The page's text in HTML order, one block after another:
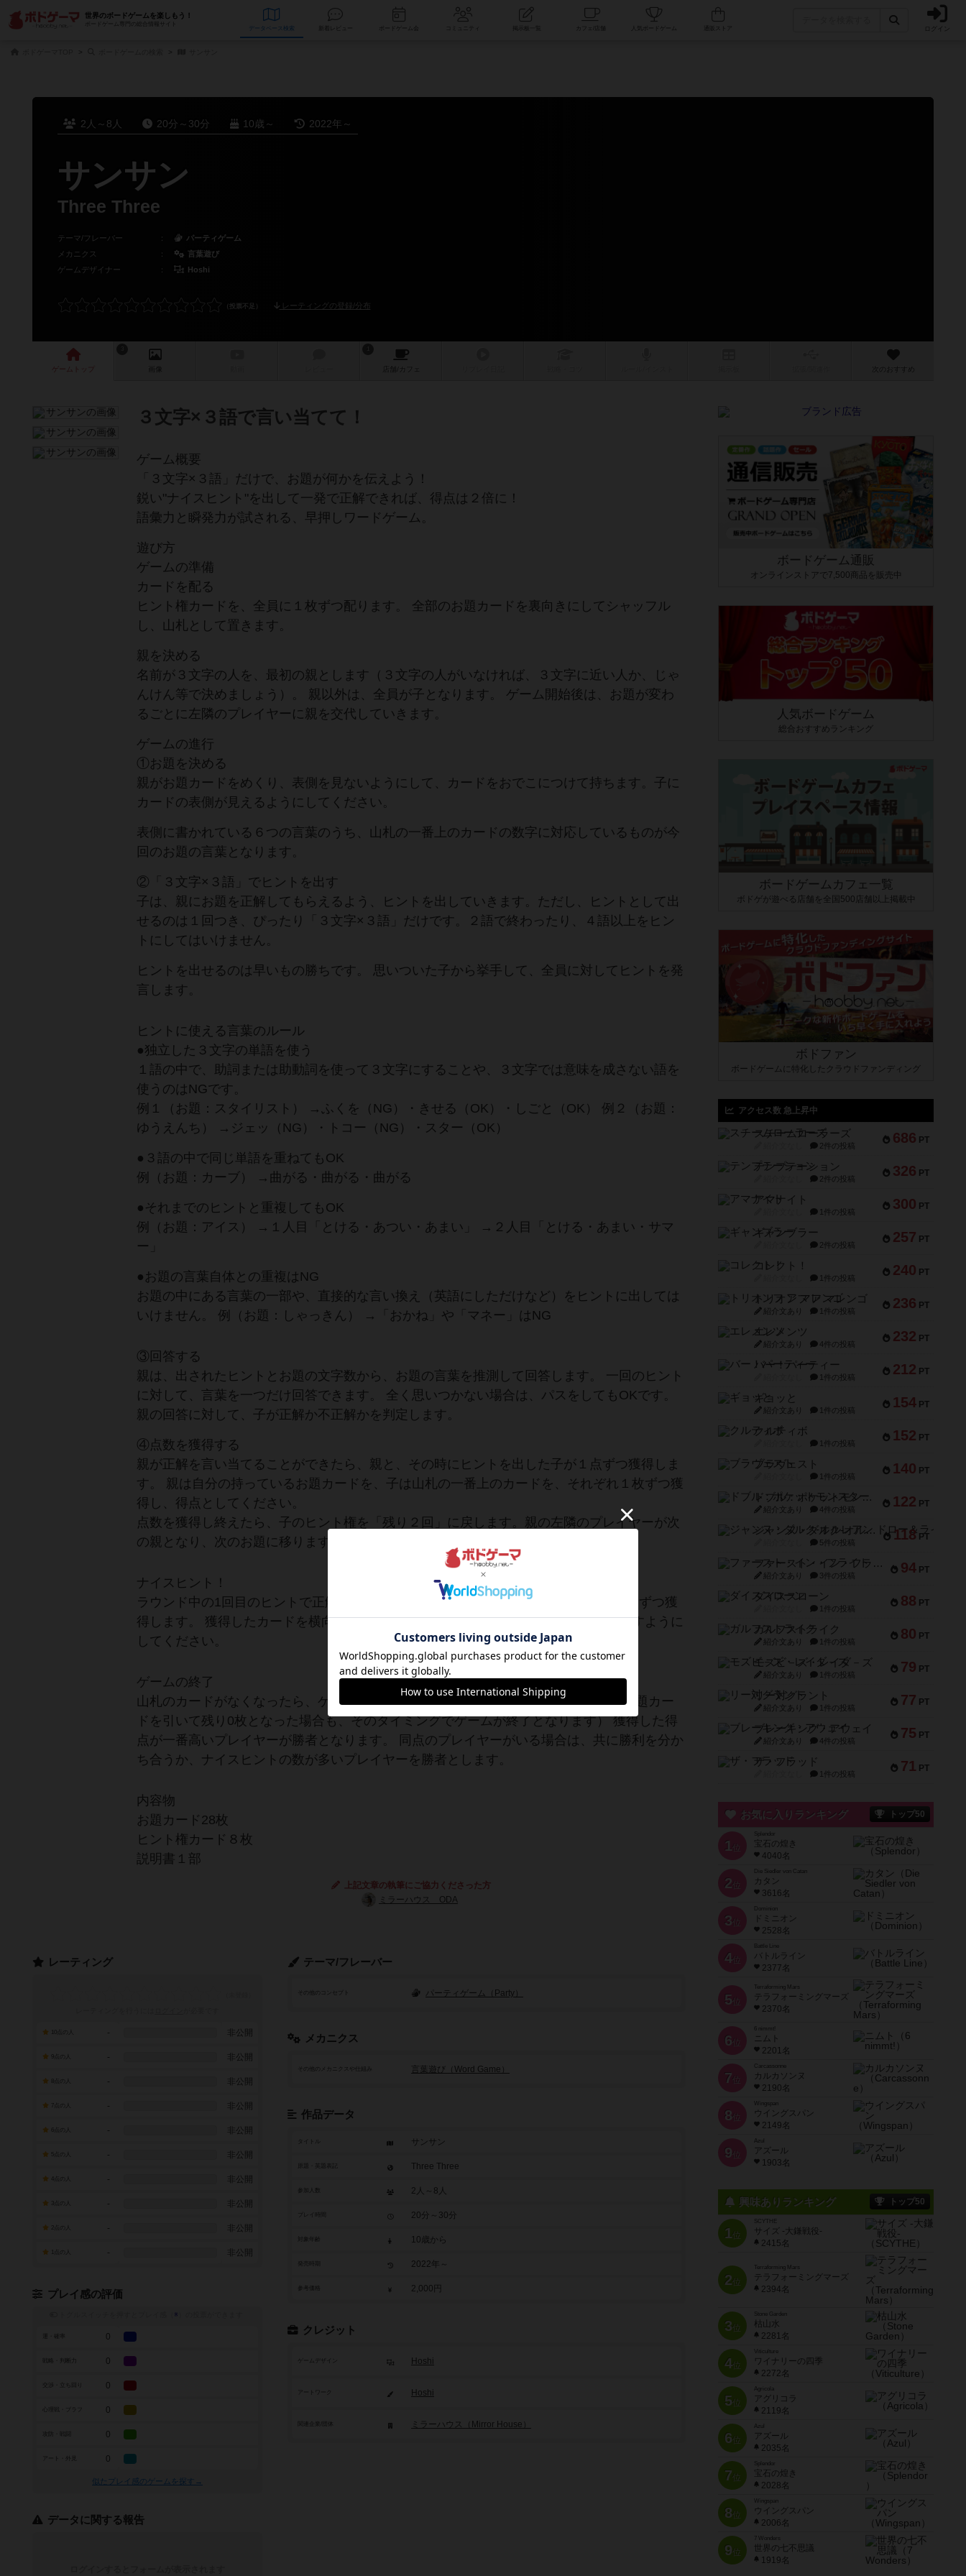
世界のボードゲームを楽しもう！
ボードゲーム専門の総合情報サイト
データベース コミュニティ 人気ボードゲーム ログイン
2人～8人 20分～30分 10歳～ 2022年～
サンサン
Three Three
テーマ/フレーバー ：
パーティゲーム
メカニクス
：
言葉遊び
ゲームデザイナー
： Hoshi
レーティングの登録/分布
ゲーム 画像 店舗/ カフェ 次のおすすめ
３文字×３語で言い当てて！
ゲーム概要
「３文字×３語」だけで、お題が何かを伝えよう！
鋭い"ナイスヒント"を出して一発で正解できれば、得点は２倍に！
語彙力と瞬発力が試される、早押しワードゲーム。
遊び方
ゲームの準備
カードを配る
ヒント権カードを、全員に１枚ずつ配ります。 全部のお題カードを裏向きにしてシャッフル
し、山札として置きます。
親を決める
名前が３文字の人を、最初の親とします（３文字の人がいなければ、３文字に近い人か、じゃ
んけん等で決めましょう）。 親以外は、全員が子となります。 ゲーム開始後は、お題が変わ
るごとに左隣のプレイヤーに親を交代していきます。
ゲームの進行
①お題を決める
親がお題カードをめくり、表側を見ないようにして、カードをおでこにつけて持ちます。子に
カードの表側が見えるようにしてください。
表側に書かれている６つの言葉のうち、山札の一番上のカードの数字に対応しているものが今
回のお題の言葉となります。
②「３文字×３語」でヒントを出す
子は、親にお題を正解してもらえるよう、ヒントを出していきます。ただし、ヒントとして出
せるのは１回つき、ぴったり「３文字×３語」だけです。２語で終わったり、４語以上をヒン
トにしてはいけません。
ヒントを出せるのは早いもの勝ちです。 思いついた子から挙手して、全員に対してヒントを発
言します。
ヒントに使える言葉のルール
●独立した３文字の単語を使う
１語の中で、助詞または助動詞を使って３文字にすることや、３文字では意味を成さない語を
使うのはNGです。
例１（お題：スタイリスト） →ふくを（NG）・きせる（OK）・しごと（OK） 例２（お題：
ゆうえんち） →ジェッ（NG）・トコー（NG）・スター（OK）
●３語の中で同じ単語を重ねてもOK
例（お題：カーブ） →曲がる・曲がる・曲がる
●それまでのヒントと重複してもOK
例（お題：アイス） →１人目「とける・あつい・あまい」 →２人目「とける・あまい・サマ
ー」
●お題の言葉自体との重複はNG
お題の中にある言葉の一部や、直接的な言い換え（英語にしただけなど）をヒントに出しては
いけません。 例（お題：しゃっきん） →「おかね」や「マネー」はNG
③回答する
親は、出されたヒントとお題の文字数から、お題の言葉を推測して回答します。 一回のヒント
に対して、言葉を一つだけ回答できます。 全く思いつかない場合は、パスをしてもOKです。
親の回答に対して、子が正解か不正解かを判定します。
④点数を獲得する
親が正解を言い当てることができたら、親と、その時にヒントを出した子が１点ずつ獲得しま
す。 親は自分の持っているお題カードを、子は山札の一番上のカードを、それぞれ１枚ずつ獲
得し、得点としてください。
点数を獲得し終えたら、子のヒント権を「残り２回」に戻します。親の左隣のプレイヤーが次
の親となり、次のお題に移ります。（①に戻る）
ナイスヒント！
ラウンド中の1回目のヒントで正解が出た場合は、ナイスヒントです！ 親子共に、２点ずつ獲
得します。 獲得したカードを横向きにして置いておくことで、２点分であることを示すように
してください。
ゲームの終了
山札のカードがなくなったら、ゲームは終了です。（山札が1枚だけの状態で、親がお題カー
ドを引いて残り0枚となった場合も、そのタイミングでゲームが終了となります） 獲得した得
点が一番高いプレイヤーが勝者となります。 同点のプレイヤーがいる場合は、共に勝利を分か
ち合うか、ナイスヒントの数が多いプレイヤーを勝者とします。
内容物
お題カード28枚
ヒント権カード８枚
説明書１部
上記文章の執筆にご協力くださった方
ミラーハウス ODA
テーマ/フレーバー
その他のコンセプト パーティゲーム（Party）
メカニクス
その他のメカニクスや仕組み 言葉遊び（Word Game）
作品データ
タイトル サンサン
Three Three
参加人数 2人～8人
20分～30分
10歳から
2022年～
参考価格 2,000円
クレジット
ゲームデザイン Hoshi
アートワーク Hoshi
ミラーハウス（Mirror House）
レーティング
- 非公開
- 非公開
- 非公開
7点の人 - 非公開
- 非公開
- 非公開
- 非公開
- 非公開
- 非公開
- 非公開
プレイ感の評価
※
0
戦略・判断力 0
0
0
0
アート・外見 0
似たプレイ感のゲームを探す→
データに関する報告
ボードゲーム通販
オンラインストアで7,500商品を販売中
人気ボードゲーム
総合おすすめランキング
ボードゲームカフェ一覧
ボドゲが遊べる店舗を全国500店舗以上掲載中
ボドファン
ボードゲームに特化したクラウドファンディング
アクセス数 急上昇中
686 PT
スチームローラーズ
2件の投稿
326 PT
テンプテーション
2件の投稿
300 PT
アマナイト
1件の投稿
257 PT
ギャンブラー
2件の投稿
240 PT
コレクト！
1件の投稿
236 PT
トリオンフ ア マレンゴ
紹介文あり 1件の投稿
232 PT
エレメンツ
紹介文あり 4件の投稿
212 PT
バー！パーティー
1件の投稿
154 PT
ギョッと
紹介文あり 1件の投稿
152 PT
クルティボ
1件の投稿
140 PT
ブラヴェスト
1件の投稿
122 PT
ドブル：ポケットモンスター
紹介文あり 4件の投稿
118 PT
ジャンヌ・ダルク-オルレアン ドロー＆ライト
5件の投稿
94 PT
ファースト・イン・フライト
紹介文あり 3件の投稿
88 PT
ダイススローン
1件の投稿
80 PT
ガルフストライク
紹介文あり 1件の投稿
79 PT
モズビ－ズ・レイダ－ズ
紹介文あり 1件の投稿
77 PT
リー対グラント
紹介文あり 1件の投稿
75 PT
ブレーキング・アウェイ
紹介文あり 4件の投稿
71 PT
ザ・フラッド
1件の投稿
お気に入りランキング トップ50
1 位
宝石の煌き
4040名
2 位
Die Siedler von Catan
カタン
3616名
3 位
ドミニオン
2528名
4位
Battle Line
バトルライン
2377名
5 位
Terraforming Mars
テラフォーミングマーズ
2370名
6 位
ニムト
2201名
7 位
Carcassonne
カルカソンヌ
2190名
8 位
Wingspan
ウイングスパン
2149名
9 位
Azul
アズール
1903名
興味ありランキング トップ50
1位
SCYTHE
サイズ -大鎌戦役-
2415名
2位
Terraforming Mars
テラフォーミングマーズ
2394名
3位
Stone Garden
枯山水
2281名
4位
Viticulture
ワイナリーの四季
2272名
5位
Agricola
アグリコラ
2119名
6位
Azul
アズール
2035名
7位
宝石の煌き
2028名
8位
Wingspan
ウイングスパン
2006名
9位
7 Wonders
世界の七不思議
1919名